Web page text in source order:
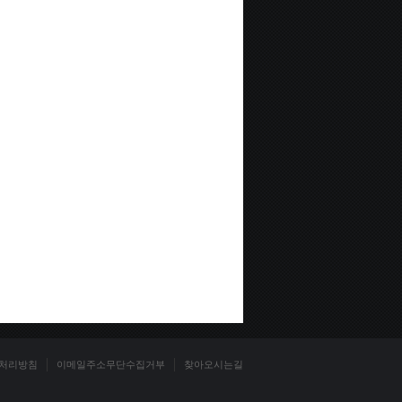
리방침 이메일주소무단수집거부 찾아오시는길